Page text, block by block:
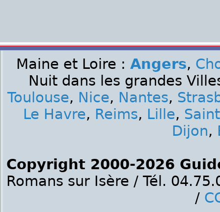
Maine et Loire : Angers,
Nuit dans les grandes
Toulouse, Nice, Nantes,
Le Havre, Reims, Lille,
Dijon,
Copyright 2000-2026
Romans sur Isère / Tél.
/